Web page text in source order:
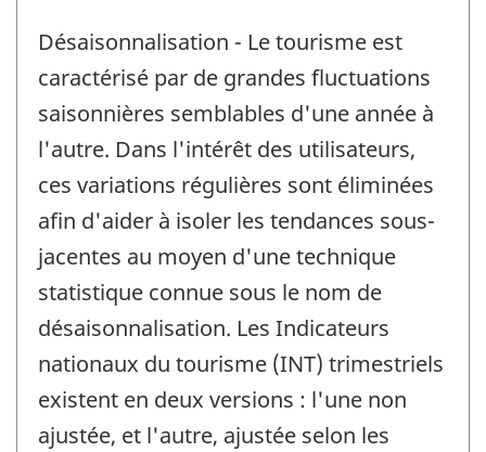
Désaisonnalisation - Le tourisme est
caractérisé par de grandes fluctuations
saisonnières semblables d'une année à
l'autre. Dans l'intérêt des utilisateurs,
ces variations régulières sont éliminées
afin d'aider à isoler les tendances sous-
jacentes au moyen d'une technique
statistique connue sous le nom de
désaisonnalisation. Les Indicateurs
nationaux du tourisme (INT) trimestriels
existent en deux versions : l'une non
ajustée, et l'autre, ajustée selon les